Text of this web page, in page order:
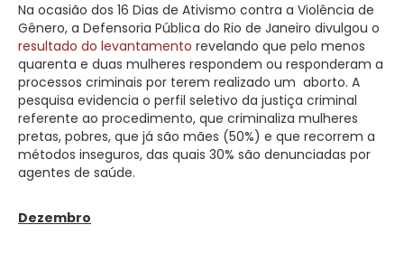
Na ocasião dos 16 Dias de Ativismo contra a Violência de
Gênero, a Defensoria Pública do Rio de Janeiro divulgou o
resultado do levantamento revelando que pelo menos
quarenta e duas mulheres respondem ou responderam a
processos criminais por terem realizado um aborto. A
pesquisa evidencia o perfil seletivo da justiça criminal
referente ao procedimento, que criminaliza mulheres
pretas, pobres, que já são mães (50%) e que recorrem a
métodos inseguros, das quais 30% são denunciadas por
agentes de saúde.
Dezembro